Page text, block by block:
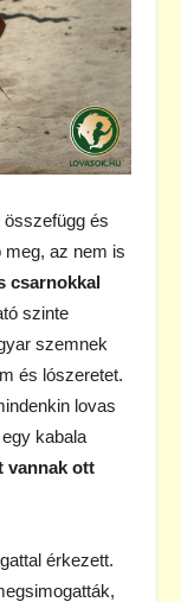
összefügg és
meg, az nem is
csarnokkal
szinte
szemnek
és lószeretet.
lovas
kabala
vannak ott
érkezett.